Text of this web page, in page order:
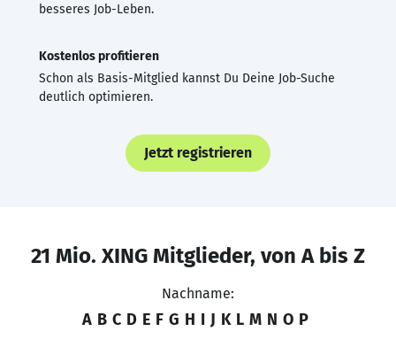
besseres Job-Leben.
Kostenlos profitieren
Schon als Basis-Mitglied kannst Du Deine Job-Suche
deutlich optimieren.
Jetzt registrieren
21 Mio. XING Mitglieder, von A bis Z
Nachname:
A B C D E F G H I J K L M N O P